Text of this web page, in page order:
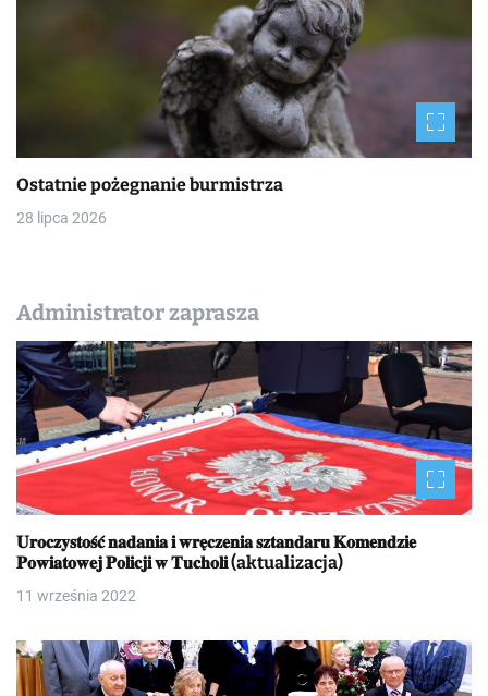
Ostatnie pożegnanie burmistrza
28 lipca 2026
Administrator zaprasza
𝐔𝐫𝐨𝐜𝐳𝐲𝐬𝐭𝐨𝐬́𝐜́ 𝐧𝐚𝐝𝐚𝐧𝐢𝐚 𝐢 𝐰𝐫𝐞̨𝐜𝐳𝐞𝐧𝐢𝐚 𝐬𝐳𝐭𝐚𝐧𝐝𝐚𝐫𝐮 𝐊𝐨𝐦𝐞𝐧𝐝𝐳𝐢𝐞
𝐏𝐨𝐰𝐢𝐚𝐭𝐨𝐰𝐞𝐣 𝐏𝐨𝐥𝐢𝐜𝐣𝐢 𝐰 𝐓𝐮𝐜𝐡𝐨𝐥𝐢 (aktualizacja)
11 września 2022